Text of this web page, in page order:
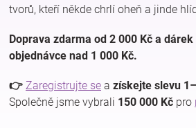
Pokojíček
a
kojenecká
tvorů, kteří někde chrlí oheň a jinde
Doprava zdarma od 2 000 Kč a
objednávce nad 1 000 Kč.
👉 Zaregistrujte se a získejte slevu
Společně jsme vybrali 150 000 Kč pro